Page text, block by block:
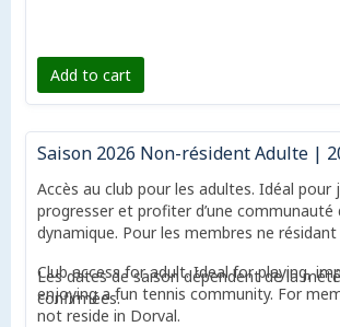
Add to cart
Accès au club pour les adultes. Idéal pour
progresser et profiter d’une communauté
dynamique. Pour les membres ne
Les dates de saison dépendent de la
confirmées.
Club access for adult. Ideal for playing,
enjoying a fun tennis community. For
not reside in Dorval.